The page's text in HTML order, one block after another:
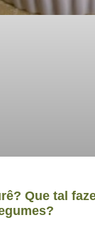
Que tal